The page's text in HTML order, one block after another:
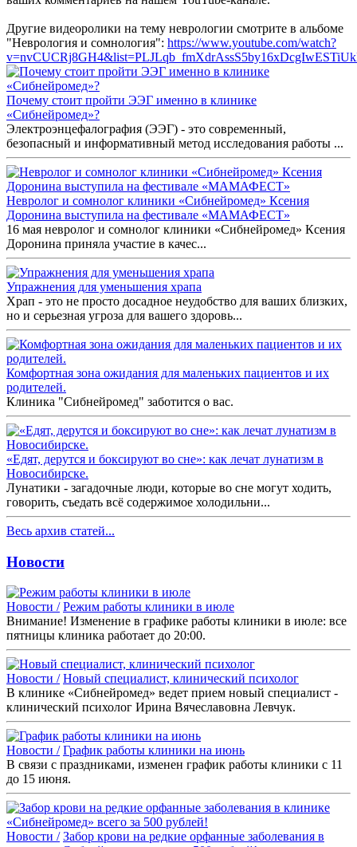
Другие видеоролики на тему неврологии смотрите в альбоме
"Неврология и сомнология": https://www.youtube.com/watch?
Почему стоит пройти ЭЭГ именно в клинике
«Сибнейромед»?
Электроэнцефалография (ЭЭГ) - это современный,
безопасный и информативный метод исследования работы ...
Невролог и сомнолог клиники «Сибнейромед» Ксения
Доронина выступила на фестивале «МАМАФЕСТ»
16 мая невролог и сомнолог клиники «Сибнейромед» Ксения
Доронина приняла участие в качес...
Упражнения для уменьшения храпа
Храп - это не просто досадное неудобство для ваших близких,
но и серьезная угроза для вашего здоровь...
Комфортная зона ожидания для маленьких пациентов и их
родителей.
Клиника "Сибнейромед" заботится о вас.
«Едят, дерутся и боксируют во сне»: как лечат лунатизм в
Новосибирске.
Лунатики - загадочные люди, которые во сне могут ходить,
говорить, съедать всё содержимое холодильни...
Весь архив статей...
Новости
Новости / Режим работы клиники в июле
Внимание! Изменение в графике работы клиники в июле: все
пятницы клиника работает до 20:00.
Новости / Новый специалист, клинический психолог
В клинике «Сибнейромед» ведет прием новый специалист -
клинический психолог Ирина Вячеславовна Левчук.
Новости / График работы клиники на июнь
В связи с праздниками, изменен график работы клиники с 11
до 15 июня.
Новости / Забор крови на редкие орфанные заболевания в